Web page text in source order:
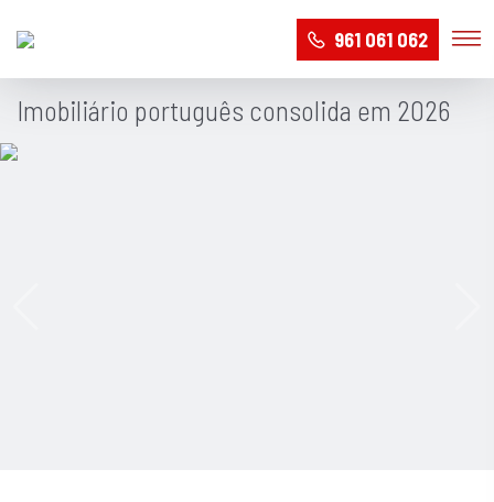
961 061 062
Imobiliário português consolida em 2026